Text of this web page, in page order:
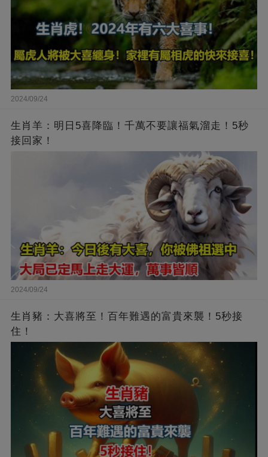
2024/09/24
生肖羊：明日5喜降臨！千萬不要讓福氣溜走！5秒
接回家！
2024/09/24
生肖豬：大喜將至！百年難遇的富貴來襲！5秒接
住！